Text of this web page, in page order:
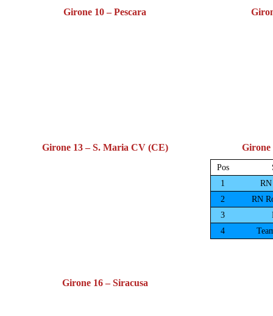
Girone 10 – Pescara
Girone 13 – S. Maria CV (CE) Girone
Girone 16 – Siracusa